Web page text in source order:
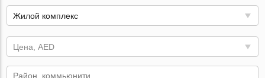
Жилой комплекс
Цена, AED